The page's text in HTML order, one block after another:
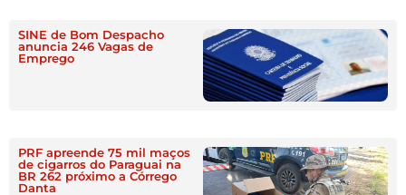
SINE de Bom Despacho
anuncia 246 Vagas de
Emprego
PRF apreende 75 mil maços
de cigarros do Paraguai na
BR 262 próximo a Córrego
Danta